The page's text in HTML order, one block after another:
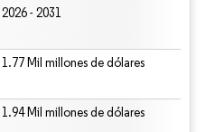
2026 - 2031
1.77 Mil millones de dólares
1.94 Mil millones de dólares